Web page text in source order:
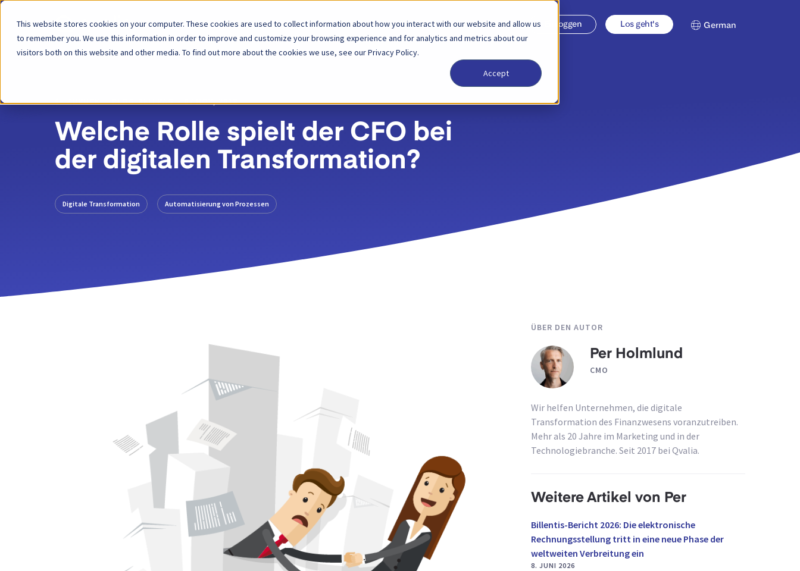
This website stores cookies on your computer. These cookies are used to collect information about how you interact with our website and allow us
to remember you. We use this information in order to improve and customize your browsing experience and for analytics and metrics about our
visitors both on this website and other media. To find out more about the cookies we use, see our Privacy Policy.
Accept
Plattform Lösungen Partner Preise Unternehmen Einloggen Los geht's German
ZURÜCK BLOG-BEITRAG 07 NOV, 2018
Welche Rolle spielt der CFO bei
der digitalen Transformation?
Digitale Transformation Automatisierung von Prozessen
ÜBER DEN AUTOR
Per Holmlund
CMO
Wir helfen Unternehmen, die digitale
Transformation des Finanzwesens voranzutreiben.
Mehr als 20 Jahre im Marketing und in der
Technologiebranche. Seit 2017 bei Qvalia.
Weitere Artikel von Per
Billentis-Bericht 2026: Die elektronische
Rechnungsstellung tritt in eine neue Phase der
weltweiten Verbreitung ein
8. JUNI 2026